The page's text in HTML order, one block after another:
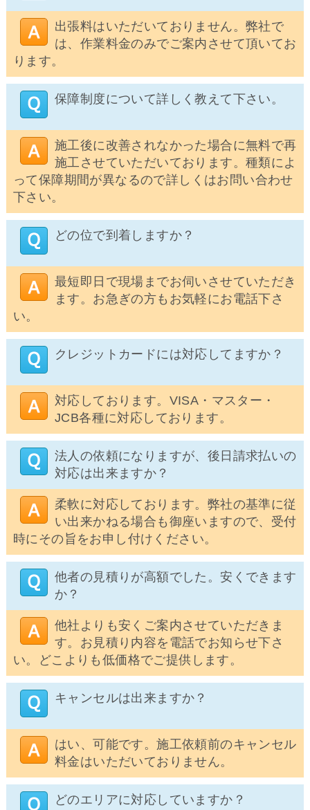
出張料はいただいておりません。弊社で
は、作業料金のみでご案内させて頂いてお
ります。
保障制度について詳しく教えて下さい。
施工後に改善されなかった場合に無料で再
施工させていただいております。種類によ
って保障期間が異なるので詳しくはお問い合わせ
下さい。
どの位で到着しますか？
最短即日で現場までお伺いさせていただき
ます。お急ぎの方もお気軽にお電話下さ
い。
クレジットカードには対応してますか？
対応しております。VISA・マスター・
JCB各種に対応しております。
法人の依頼になりますが、後日請求払いの
対応は出来ますか？
柔軟に対応しております。弊社の基準に従
い出来かねる場合も御座いますので、受付
時にその旨をお申し付けください。
他者の見積りが高額でした。安くできます
か？
他社よりも安くご案内させていただきま
す。お見積り内容を電話でお知らせ下さ
い。どこよりも低価格でご提供します。
キャンセルは出来ますか？
はい、可能です。施工依頼前のキャンセル
料金はいただいておりません。
どのエリアに対応していますか？